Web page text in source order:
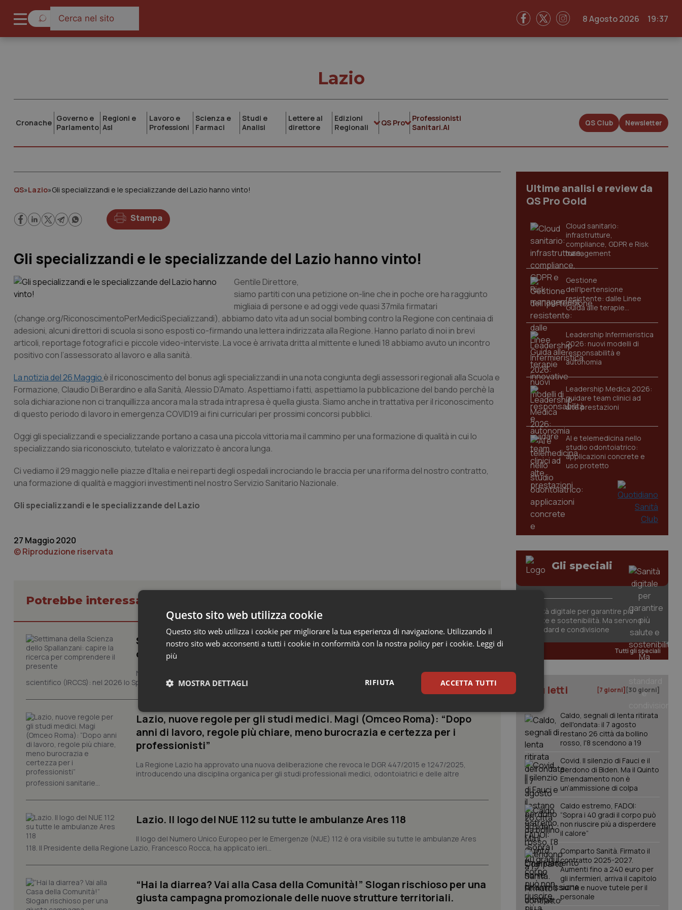
8 Agosto 2026 19:37
Lazio
Cronache Governo e
Parlamento
Regioni e
Asl
Lavoro e
Professioni
Scienza e
Farmaci
Studi e
Analisi
Lettere al
direttore
Edizioni
Regionali
QS Pro
Professionisti
Sanitari.AI
QS Club Newsletter
QS»Lazio»Gli specializzandi e le specializzande del Lazio hanno vinto!
Stampa
Gli specializzandi e le specializzande del Lazio hanno vinto!
Gentile Direttore,
siamo partiti con una petizione on-line che in poche ore ha raggiunto
migliaia di persone e ad oggi vede quasi 37mila firmatari
(change.org/RiconoscimentoPerMediciSpecializzandi), abbiamo dato vita ad un social bombing contro la Regione con centinaia di
adesioni, alcuni direttori di scuola si sono esposti co-firmando una lettera indirizzata alla Regione. Hanno parlato di noi in brevi
articoli, reportage fotografici e piccole video-interviste. La voce è arrivata dritta al mittente e lunedi 18 abbiamo avuto un incontro
positivo con l’assessorato al lavoro e alla sanità.
La notizia del 26 Maggio è il riconoscimento del bonus agli specializzandi in una nota congiunta degli assessori regionali alla Scuola e
Formazione, Claudio Di Berardino e alla Sanità, Alessio D’Amato. Aspettiamo i fatti, aspettiamo la pubblicazione del bando perchè la
sola dichiarazione non ci tranquillizza ancora ma la strada intrapresa è quella giusta. Siamo anche in trattativa per il riconoscimento
di questo periodo di lavoro in emergenza COVID19 ai fini curriculari per prossimi concorsi pubblici.
Oggi gli specializzandi e specializzande portano a casa una piccola vittoria ma il cammino per una formazione di qualità in cui lo
specializzando sia riconosciuto, tutelato e valorizzato è ancora lunga.
Ci vediamo il 29 maggio nelle piazze d’Italia e nei reparti degli ospedali incrociando le braccia per una riforma del nostro contratto,
una formazione di qualità e maggiori investimenti nel nostro Servizio Sanitario Nazionale.
Gli specializzandi e le specializzande del Lazio
27 Maggio 2020
© Riproduzione riservata
Potrebbe interessarti in Lazio
Settimana della Scienza dello Spallanzani: capire la ricerca per
comprendere il presente
Novant'anni dalla fondazione e trent'anni dal riconoscimento come Istituto di ricovero e cura a carattere
scientifico (IRCCS): nel 2026 lo Spallanzani celebra due ricorrenze che rappresentano l'occasione per riflettere sul...
Lazio, nuove regole per gli studi medici. Magi (Omceo Roma): “Dopo
anni di lavoro, regole più chiare, meno burocrazia e certezza per i
professionisti”
La Regione Lazio ha approvato una nuova deliberazione che revoca le DGR 447/2015 e 1247/2025,
introducendo una disciplina organica per gli studi professionali medici, odontoiatrici e delle altre
professioni sanitarie...
Lazio. Il logo del NUE 112 su tutte le ambulanze Ares 118
Il logo del Numero Unico Europeo per le Emergenze (NUE) 112 è ora visibile su tutte le ambulanze Ares
118. Il Presidente della Regione Lazio, Francesco Rocca, ha applicato ieri...
“Hai la diarrea? Vai alla Casa della Comunità!” Slogan rischioso per una
giusta campagna promozionale delle nuove strutture territoriali.
Ultime analisi e review da
QS Pro Gold
Cloud sanitario:
infrastrutture,
compliance, GDPR e Risk
management
Gestione
dell'Ipertensione
resistente: dalle Linee
Guida alle terapie
innovative
Leadership Infermieristica
2026: nuovi modelli di
responsabilità e
autonomia
Leadership Medica 2026:
guidare team clinici ad
alte prestazioni
AI e telemedicina nello
studio odontoiatrico:
applicazioni concrete e
uso protetto
Gli speciali
Sanità digitale per garantire più
salute e sostenibilità. Ma servono
standard e condivisione
Tutti gli speciali
I più letti [7 giorni] [30 giorni]
Caldo, segnali di lenta ritirata
dell'ondata: il 7 agosto
restano 26 città da bollino
rosso, l'8 scendono a 19
Covid. Il silenzio di Fauci e il
perdono di Biden. Ma il Quinto
Emendamento non è
un’ammissione di colpa
Caldo estremo, FADOI:
“Sopra i 40 gradi il corpo può
non riuscire più a disperdere
il calore”
Comparto Sanità. Firmato il
contratto 2025-2027.
Aumenti fino a 240 euro per
gli infermieri, arriva il capitolo
sull'IA e nuove tutele per il
personale
Questo sito web utilizza cookie
Questo sito web utilizza i cookie per migliorare la tua esperienza di navigazione. Utilizzando il
nostro sito web acconsenti a tutti i cookie in conformità con la nostra policy per i cookie. Leggi di
più
ACCETTA TUTTI
RIFIUTA
MOSTRA DETTAGLI
Necessari Statistici Marketing
Nome
VISITOR_PRIVACY_METADATA
YouTube
.youtube.com
5 mesi 4
Questo cookie viene utilizzato per memorizzare le
www.quotidianosanita.it
settimane
Questo cookie viene utilizzato dal servizio Cookie-
Script.com per ricordare le preferenze di consenso